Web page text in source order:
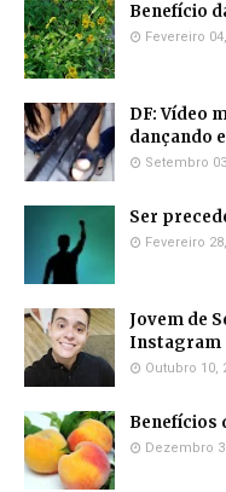
Benefício
Fevereiro
DF: Vídeo
dançando
Setembro
Ser
Fevereiro
Jovem de
Instagram
Outubro 10,
Benefícios
Dezembro